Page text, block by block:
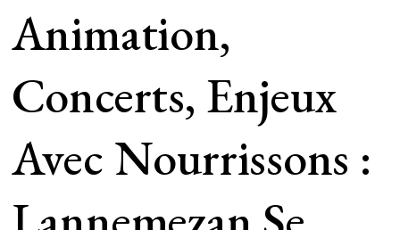
Animation,
Concerts, Enjeux
Avec Nourrissons :